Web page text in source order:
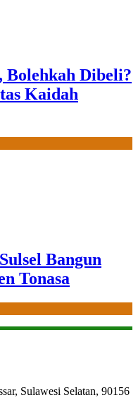
Bolehkah Dibeli?
Kaidah
Bangun
Tonasa
Sulawesi Selatan, 90156